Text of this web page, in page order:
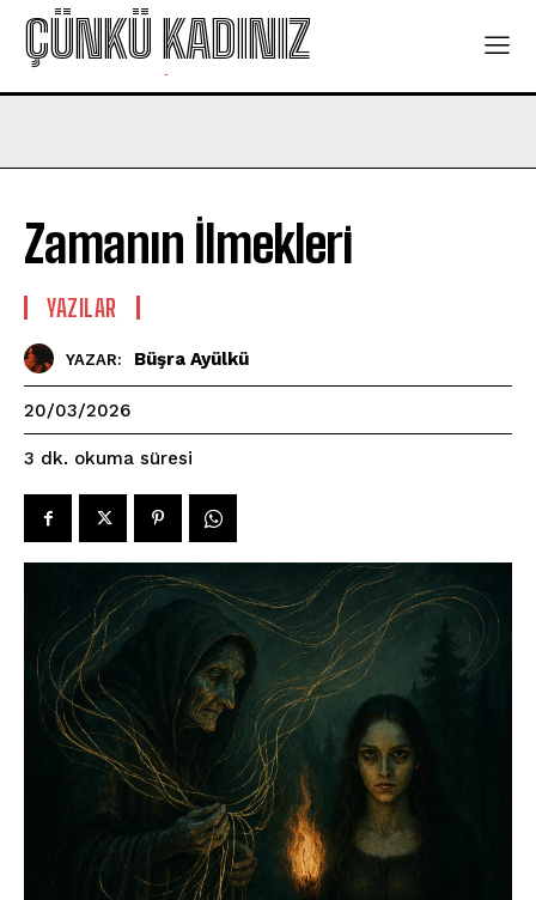
ÇÜNKÜ KADINIZ
-
Zamanın İlmekleri
YAZILAR
YAZAR: Büşra Ayülkü
20/03/2026
3 dk. okuma süresi